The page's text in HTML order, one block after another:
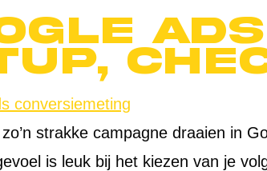
strakke campagne draaien in
is leuk bij het kiezen van je